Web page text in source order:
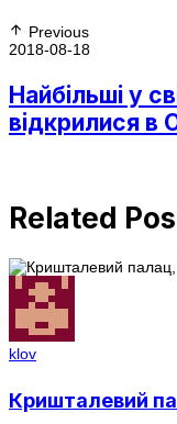
Previous
2018-08-18
Найбільші у
відкрилися в
Related
klov
Кришталевий